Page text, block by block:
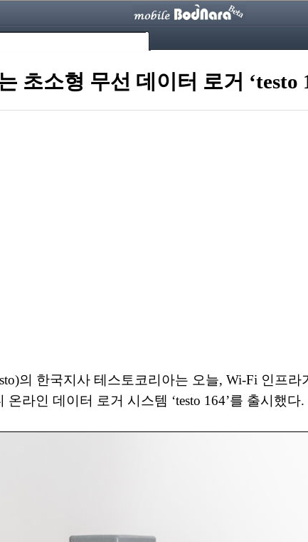
초소형 무선 데이터 로거 ‘testo
의 한국지사 테스토코리아는 오늘, Wi-Fi 인프
라인 데이터 로거 시스템 ‘testo 164’를 출시했다.